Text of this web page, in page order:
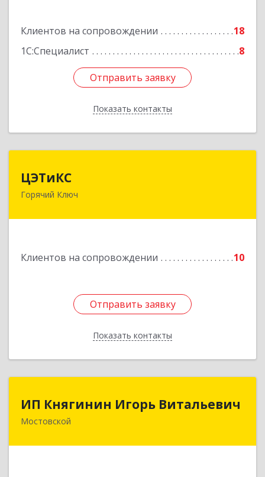
Клиентов на сопровождении
18
1С:Специалист
8
Отправить заявку
Показать контакты
Подробнее
Отправить заявку
Назад
ЦЭТиКС
Горячий Ключ
Клиентов на сопровождении 10
Отправить заявку
Показать контакты
353290, Краснодарский край, Горячий Ключ г,
Отправить заявку
Назад
ИП Княгинин Игорь Витальевич
Мостовской
352570, Краснодарский край, Мостовский р-н,